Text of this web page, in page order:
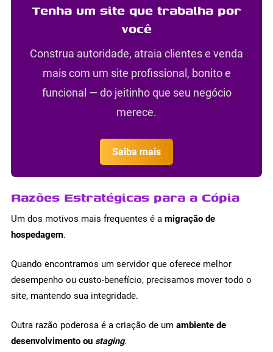
Tenha um site que trabalha por
você
Construa autoridade, atraia clientes e venda
mais com um site profissional, bonito e
funcional — do jeitinho que seu negócio
merece.
Saiba mais
Razões Estratégicas para a Cópia
Um dos motivos mais frequentes é a migração de
hospedagem.
Quando encontramos um servidor que oferece melhor
desempenho ou custo-benefício, precisamos mover todo o
site, mantendo sua integridade.
Outra razão poderosa é a criação de um ambiente de
desenvolvimento ou staging.